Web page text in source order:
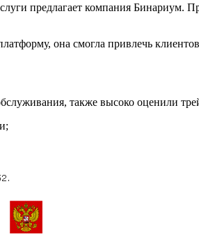
предлагает компания
она смогла привлечь
также высоко оценили